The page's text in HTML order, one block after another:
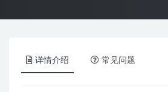
详情介绍 常见问题